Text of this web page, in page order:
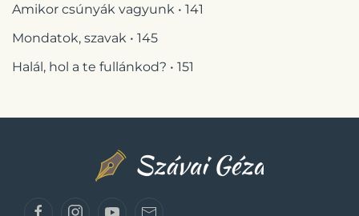
Amikor csúnyák vagyunk • 141
Mondatok, szavak • 145
Halál, hol a te fullánkod? • 151